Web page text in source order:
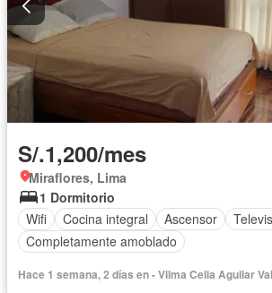
S/.1,200/mes
Miraflores, Lima
1 Dormitorio
Wifi
Cocina integral Ascensor
Completamente amoblado
Hace 1 semana, 2 días en - Vilma Celia Aguilar